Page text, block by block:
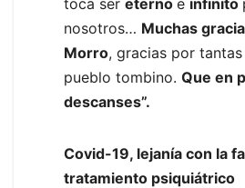
nosotros… Muchas
Morro, gracias por
pueblo tombino. Que en
descanses”.
Covid-19, lejanía con la
tratamiento psiquiátrico